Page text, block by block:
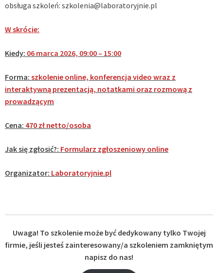
obsługa szkoleń: szkolenia@laboratoryjnie.pl
W skrócie:
Kiedy: 06 marca 2026, 09:00 – 15:00
Forma: szkolenie online, konferencja video wraz z
interaktywną prezentacją, notatkami oraz rozmową z
prowadzącym
Cena: 470 zł netto/osoba
Jak się zgłosić?: Formularz zgłoszeniowy online
Organizator: Laboratoryjnie.pl
Uwaga! To szkolenie może być dedykowany tylko Twojej
firmie, jeśli jesteś zainteresowany/a szkoleniem zamkniętym
napisz do nas!